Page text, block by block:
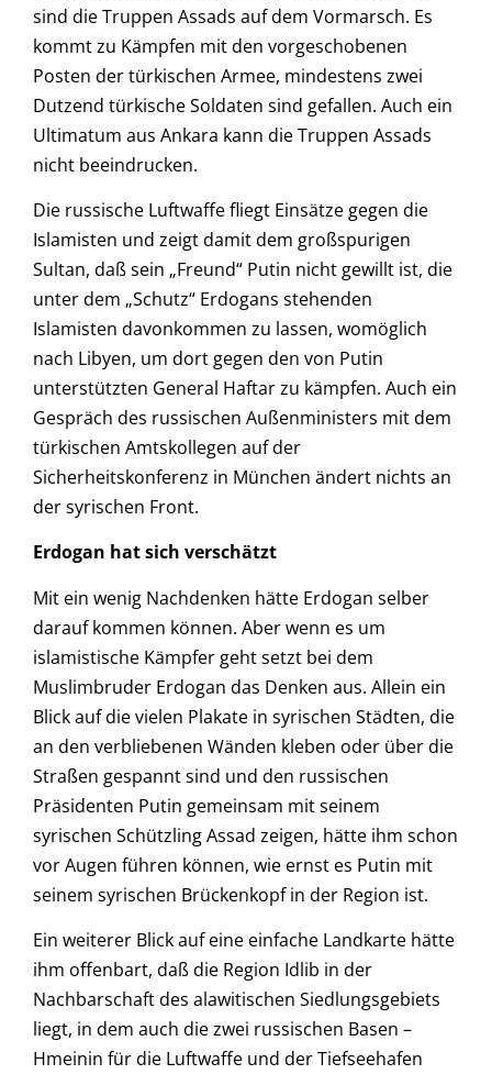
sind die Truppen Assads auf dem Vormarsch. Es
kommt zu Kämpfen mit den vorgeschobenen
Posten der türkischen Armee, mindestens zwei
Dutzend türkische Soldaten sind gefallen. Auch ein
Ultimatum aus Ankara kann die Truppen Assads
nicht beeindrucken.
Die russische Luftwaffe fliegt Einsätze gegen die
Islamisten und zeigt damit dem großspurigen
Sultan, daß sein „Freund“ Putin nicht gewillt ist, die
unter dem „Schutz“ Erdogans stehenden
Islamisten davonkommen zu lassen, womöglich
nach Libyen, um dort gegen den von Putin
unterstützten General Haftar zu kämpfen. Auch ein
Gespräch des russischen Außenministers mit dem
türkischen Amtskollegen auf der
Sicherheitskonferenz in München ändert nichts an
der syrischen Front.
Erdogan hat sich verschätzt
Mit ein wenig Nachdenken hätte Erdogan selber
darauf kommen können. Aber wenn es um
islamistische Kämpfer geht setzt bei dem
Muslimbruder Erdogan das Denken aus. Allein ein
Blick auf die vielen Plakate in syrischen Städten, die
an den verbliebenen Wänden kleben oder über die
Straßen gespannt sind und den russischen
Präsidenten Putin gemeinsam mit seinem
syrischen Schützling Assad zeigen, hätte ihm schon
vor Augen führen können, wie ernst es Putin mit
seinem syrischen Brückenkopf in der Region ist.
Ein weiterer Blick auf eine einfache Landkarte hätte
ihm offenbart, daß die Region Idlib in der
Nachbarschaft des alawitischen Siedlungsgebiets
liegt, in dem auch die zwei russischen Basen –
Hmeinin für die Luftwaffe und der Tiefseehafen